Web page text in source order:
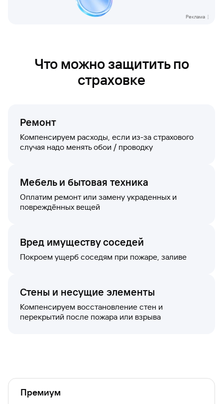
Кредит
Реклама
Что можно защитить по
страховке
Ремонт
Компенсируем расходы, если из-за страхового
случая надо менять обои / проводку
Мебель и бытовая техника
Оплатим ремонт или замену украденных и
повреждённых вещей
Вред имуществу соседей
Покроем ущерб соседям при пожаре, заливе
Стены и несущие элементы
Компенсируем восстановление стен и
перекрытий после пожара или взрыва
Премиум